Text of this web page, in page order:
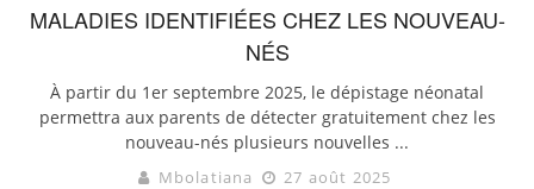
MALADIES IDENTIFIÉES CHEZ LES NOUVEAU-
NÉS
À partir du 1er septembre 2025, le dépistage néonatal
permettra aux parents de détecter gratuitement chez les
nouveau-nés plusieurs nouvelles ...
Mbolatiana 27 août 2025